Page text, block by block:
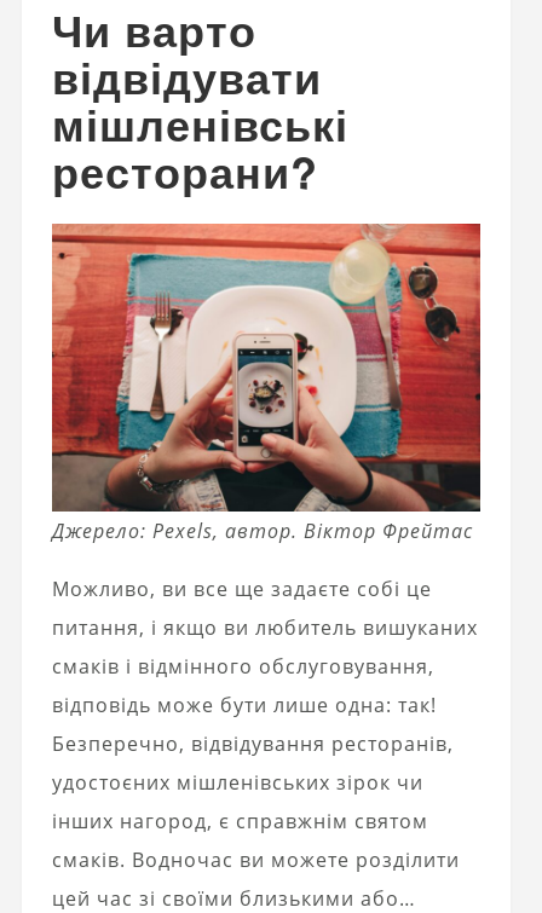
Чи варто
відвідувати
мішленівські
ресторани?
Джерело: Pexels, автор. Віктор Фрейтас
Можливо, ви все ще задаєте собі це
питання, і якщо ви любитель вишуканих
смаків і відмінного обслуговування,
відповідь може бути лише одна: так!
Безперечно, відвідування ресторанів,
удостоєних мішленівських зірок чи
інших нагород, є справжнім святом
смаків. Водночас ви можете розділити
цей час зі своїми близькими або…